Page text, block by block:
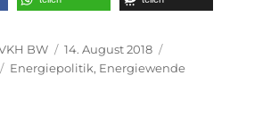
BW
Veröffentlicht
am
14. August 2018
Schlagwörter
Energiepolitik, Energiewende